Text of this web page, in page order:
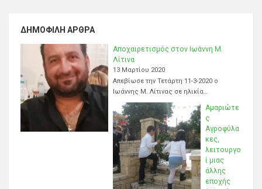
ΔΗΜΟΦΙΛΉ ΆΡΘΡΑ
Αποχαιρετισμός στον Ιωάννη Μ.
Λίτινα
13 Μαρτίου 2020
Απεβίωσε την Τετάρτη 11-3-2020 ο
Ιωάννης Μ. Λίτινας σε ηλικία…
Αμαριώτε
ς
Αγροφύλα
κες,
λειτουργο
ί μιας
άλλης
εποχής